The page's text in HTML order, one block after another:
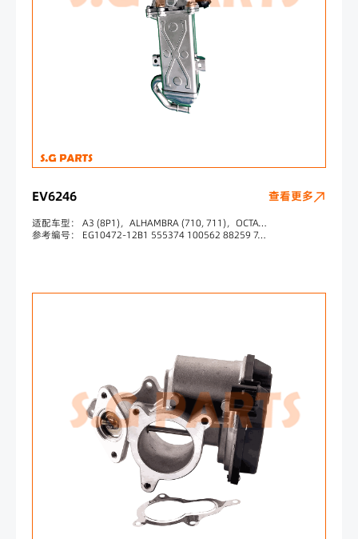
EV6246
适配车型： A3 (8P1)，ALHAMBRA (710, 711)，OCTAVIA II (1Z3)
参考编号： EG10472-12B1 555374 100562 88259 7.09720.00.0 710861D 03L131512N 03L131512DQ 03L131512AP 03L131512BB
查看更多